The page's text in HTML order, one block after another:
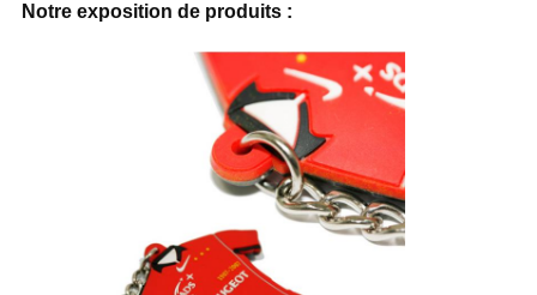
Notre exposition de produits :